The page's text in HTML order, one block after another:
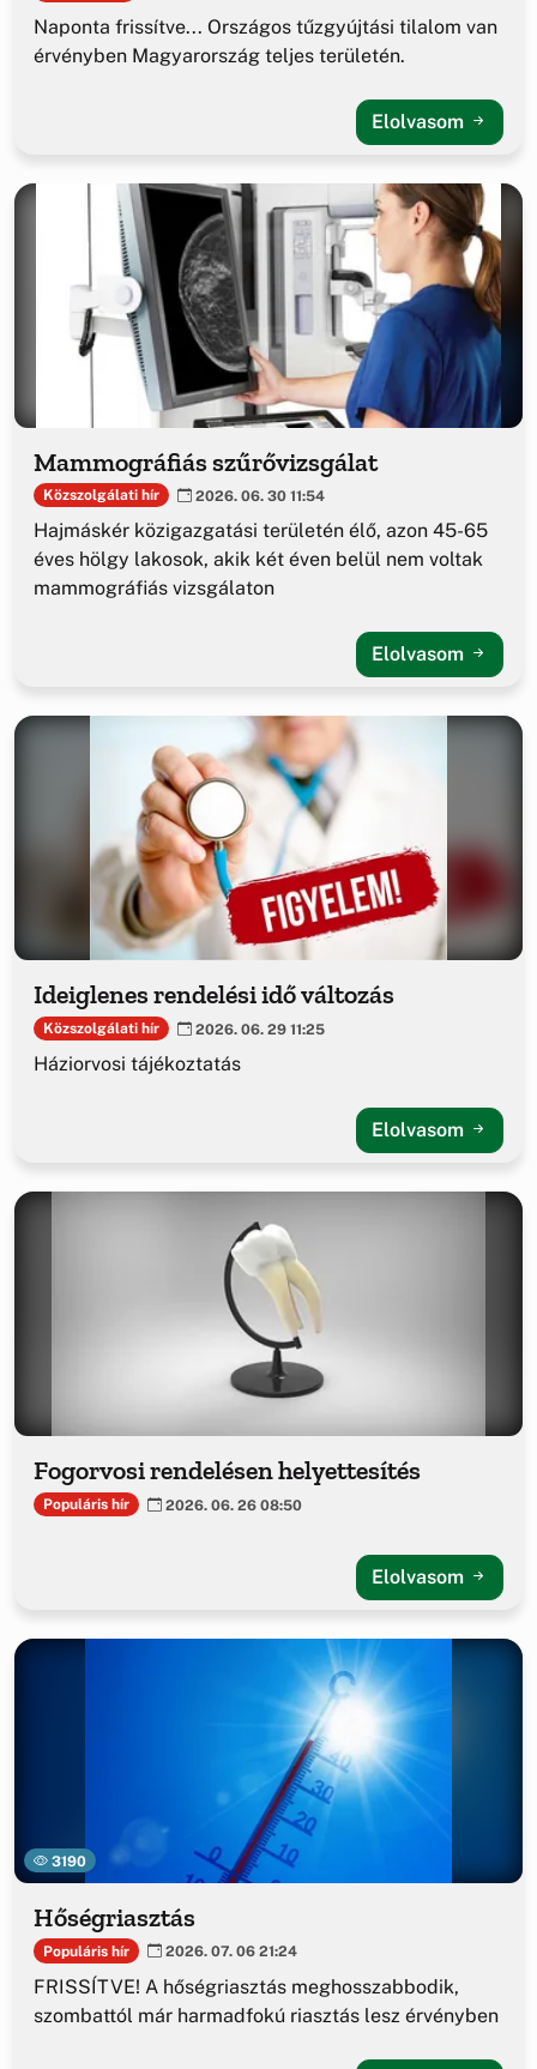
Naponta frissítve... Országos tűzgyújtási tilalom van
érvényben Magyarország teljes területén.
Elolvasom
Mammográfiás szűrővizsgálat
Közszolgálati hír 2026. 06. 30 11:54
Hajmáskér közigazgatási területén élő, azon 45-65
éves hölgy lakosok, akik két éven belül nem voltak
mammográfiás vizsgálaton
Elolvasom
Ideiglenes rendelési idő változás
Közszolgálati hír 2026. 06. 29 11:25
Háziorvosi tájékoztatás
Elolvasom
Fogorvosi rendelésen helyettesítés
Populáris hír 2026. 06. 26 08:50
Elolvasom
3190
Hőségriasztás
Populáris hír 2026. 07. 06 21:24
FRISSÍTVE! A hőségriasztás meghosszabbodik,
szombattól már harmadfokú riasztás lesz érvényben